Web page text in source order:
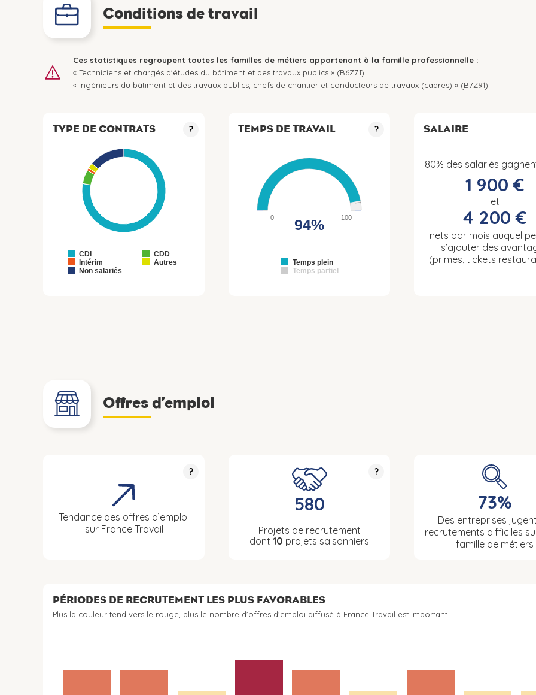
Conditions de travail
Ces statistiques regroupent toutes les familles de métiers appartenant à la famille professionnelle :
« Techniciens et chargés d'études du bâtiment et des travaux publics » (B6Z71).
« Ingénieurs du bâtiment et des travaux publics, chefs de chantier et conducteurs de travaux (cadres) » (B7Z91).
TYPE DE CONTRATS ?
CDI
CDD
Intérim
Autres
Non salariés
TEMPS DE TRAVAIL ?
Temps plein
Temps partiel
0 100
94%
SALAIRE
80% des salariés
1 900 €
et
4 200 €
nets par mois auquel
s’ajouter des
(primes, tickets
Offres d’emploi
?
Tendance des offres d’emploi
sur France Travail
?
580
Projets de recrutement
dont 10 projets saisonniers
73%
Des entreprises
recrutements difficiles
famille de métiers
PÉRIODES DE RECRUTEMENT LES PLUS FAVORABLES
Plus la couleur tend vers le rouge, plus le nombre d’offres d’emploi diffusé à France Travail est important.